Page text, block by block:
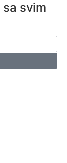
svim